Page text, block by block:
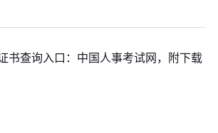
书查询入口：中国人事考试网，附下载